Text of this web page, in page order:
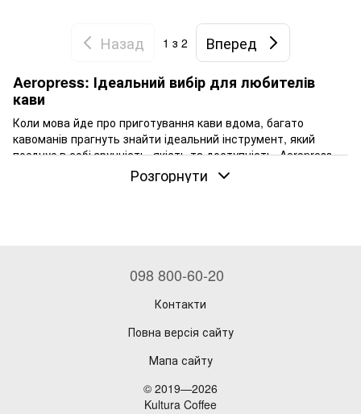
Назад 1 з 2
Вперед
Aeropress: Ідеальний вибір для любителів
кави
Коли мова йде про приготування кави вдома, багато
кавоманів прагнуть знайти ідеальний інструмент, який
поєднує в собі зручність, якість та доступність. Aeropress —
це саме такий інструмент. Цей компактний та
універсальний пристрій завоював серця мільйонів кавоманів
представлені в нашому магазині Kultura Coffee.
відомим винахідником та професором інженерії. Спочатку
однієї чашки кави, Aeropress швидко став популярним
створювати каву з насиченим смаком без гіркоти.
Розгорнути
098 800-60-20
Контакти
Повна версія сайту
Мапа сайту
© 2019—2026
Kultura Coffee